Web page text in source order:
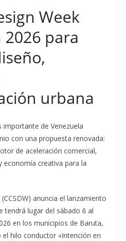
Week
para
urbana
importante de Venezuela
con una propuesta renovada:
de aceleración comercial,
creativa para la
anuncia el lanzamiento
tendrá lugar del sábado 6 al
en los municipios de Baruta,
el hilo conductor «Intención en